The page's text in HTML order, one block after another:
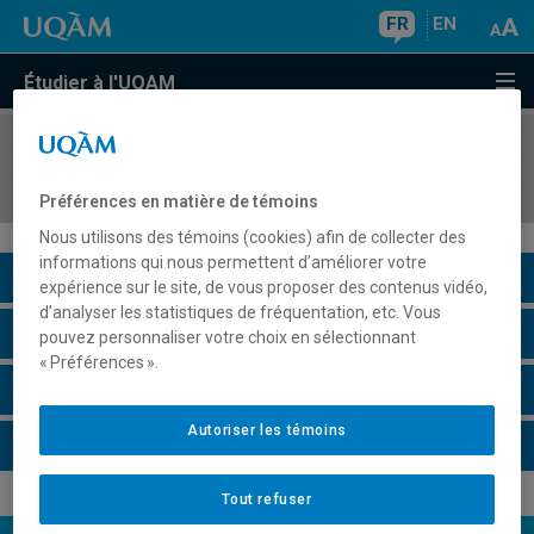
FR EN
Étudier à l'UQAM
COURS//
Description du cours
Horaire - Été 2026
Préférences en matière de témoins
Nous utilisons des témoins (cookies) afin de collecter des
informations qui nous permettent d’améliorer votre
expérience sur le site, de vous proposer des contenus vidéo,
d’analyser les statistiques de fréquentation, etc. Vous
pouvez personnaliser votre choix en sélectionnant
« Préférences ».
Tout refuser
Autoriser les témoins